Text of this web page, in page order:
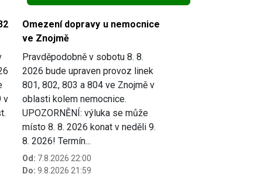
v
Omezení dopravy u nemocnice
ve Znojmě
Pravděpodobně v sobotu 8. 8.
2026 bude upraven provoz linek
801, 802, 803 a 804 ve Znojmě v
oblasti kolem nemocnice.
UPOZORNĚNÍ: výluka se může
místo 8. 8. 2026 konat v neděli 9.
8. 2026! Termín...
Od: 7.8.2026 22:00
Do: 9.8.2026 21:59